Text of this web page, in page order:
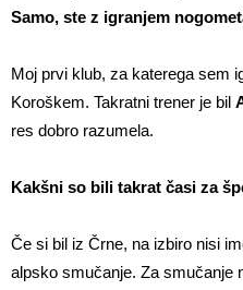
Samo, ste z igranjem
Moj prvi klub, za katerega sem
Koroškem. Takratni trener je bil
res dobro razumela.
Kakšni so bili takrat časi za
Če si bil iz Črne, na izbiro nisi
alpsko smučanje. Za smučanje